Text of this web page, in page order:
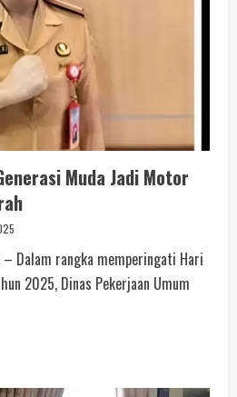
Muda Jadi Motor
– Dalam rangka memperingati Hari
2025, Dinas Pekerjaan Umum